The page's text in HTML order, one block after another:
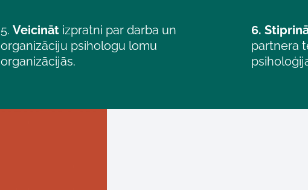
5.Veicināt izpratni par darba un
organizāciju psihologu lomu
organizācijās.
6.
partnera